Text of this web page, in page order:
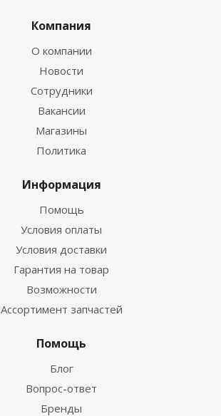
Компания
О компании
Новости
Сотрудники
Вакансии
Магазины
Политика
Информация
Помощь
Условия оплаты
Условия доставки
Гарантия на товар
Возможности
Ассортимент запчастей
Помощь
Блог
Вопрос-ответ
Бренды